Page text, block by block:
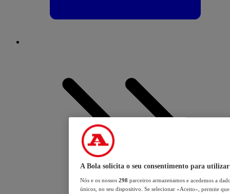
A Bola solicita o seu consentimento para utilizar
Nós e os nossos 298 parceiros armazenamos e acedemos a
únicos, no seu dispositivo. Se selecionar «Aceito», permite